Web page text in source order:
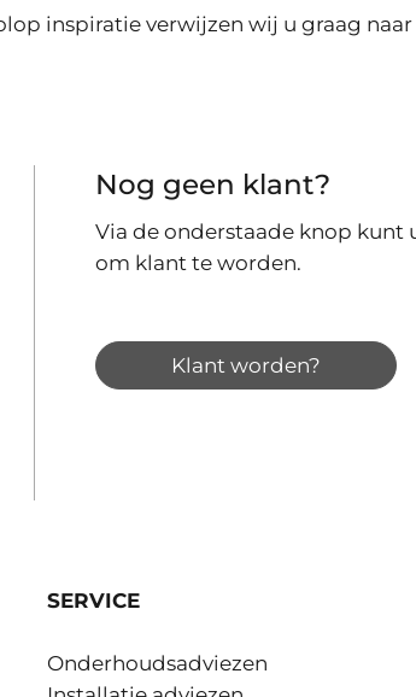
inspiratie verwijzen wij u graag naar
Nog geen klant?
Via de onderstaade knop
om klant te worden.
Klant worden?
SERVICE
Onderhoudsadviezen